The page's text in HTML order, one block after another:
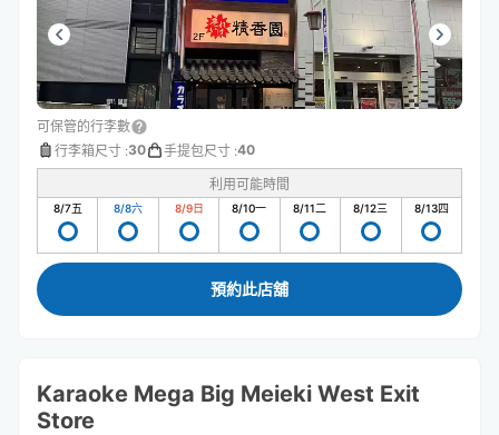
可保管的行李數
行李箱尺寸 :30 手提包尺寸 :40
利用可能時間
8/7五 8/8六 8/9日 8/10一 8/11二 8/12三 8/13四
預約此店舖
Karaoke Mega Big Meieki West Exit
Store